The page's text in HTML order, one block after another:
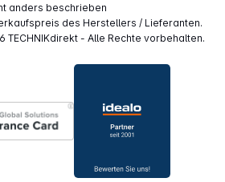
anders beschrieben
des Herstellers / Lieferanten.
TECHNIKdirekt - Alle Rechte vorbehalten.